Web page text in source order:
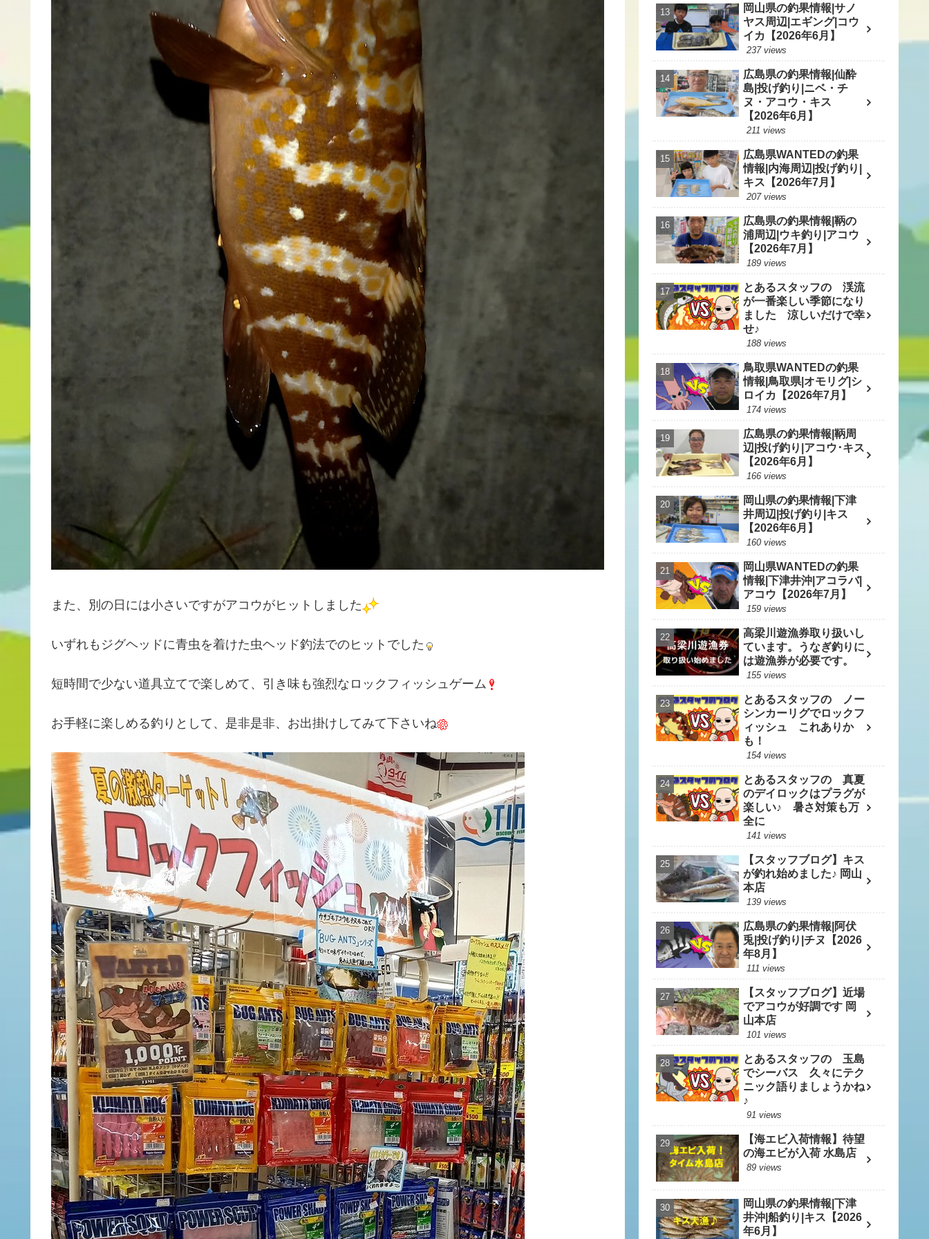
また、別の日には小さいですがアコウがヒットしました
いずれもジグヘッドに青虫を着けた虫ヘッド釣法でのヒットでした
短時間で少ない道具立てで楽しめて、引き味も強烈なロックフィッシュゲーム
お手軽に楽しめる釣りとして、是非是非、お出掛けしてみて下さいね
岡山県の釣果情報|サノ
ヤス周辺|エギング|コウ
イカ【2026年6月】
237 views
広島県の釣果情報|仙酔
島|投げ釣り|ニベ・チ
ヌ・アコウ・キス
【2026年6月】
211 views
広島県WANTEDの釣果
情報|内海周辺|投げ釣り|
キス【2026年7月】
207 views
広島県の釣果情報|鞆の
浦周辺|ウキ釣り|アコウ
【2026年7月】
189 views
とあるスタッフの 渓流
が一番楽しい季節になり
ました 涼しいだけで幸
せ♪
188 views
鳥取県WANTEDの釣果
情報|鳥取県|オモリグ|シ
ロイカ【2026年7月】
174 views
広島県の釣果情報|鞆周
辺|投げ釣り|アコウ･キス
【2026年6月】
166 views
岡山県の釣果情報|下津
井周辺|投げ釣り|キス
【2026年6月】
160 views
岡山県WANTEDの釣果
情報|下津井沖|アコラバ|
アコウ【2026年7月】
159 views
高梁川遊漁券取り扱いし
ています。うなぎ釣りに
は遊漁券が必要です。
155 views
とあるスタッフの ノー
シンカーリグでロックフ
ィッシュ これありか
も！
154 views
とあるスタッフの 真夏
のデイロックはプラグが
楽しい♪ 暑さ対策も万
全に
141 views
【スタッフブログ】キス
が釣れ始めました♪ 岡山
本店
139 views
広島県の釣果情報|阿伏
兎|投げ釣り|チヌ【2026
年8月】
111 views
【スタッフブログ】近場
でアコウが好調です 岡
山本店
101 views
とあるスタッフの 玉島
でシーバス 久々にテク
ニック語りましょうかね
♪
91 views
【海エビ入荷情報】待望
の海エビが入荷 水島店
89 views
岡山県の釣果情報|下津
井沖|船釣り|キス【2026
年6月】